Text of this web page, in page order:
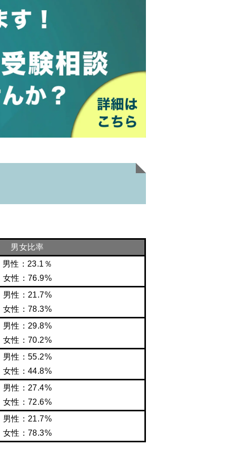
男女比率
男性：23.1％
女性：76.9%
男性：21.7%
女性：78.3%
男性：29.8%
女性：70.2%
男性：55.2%
女性：44.8%
男性：27.4%
女性：72.6%
男性：21.7%
女性：78.3%